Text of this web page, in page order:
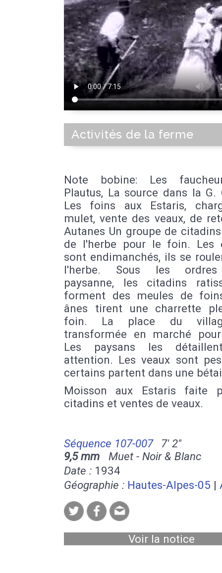
Activités de la ferme
Note bobine: Les
Plautus, La source dans la G.
Les foins aux Estaris,
mulet, vente des veaux, de
Autanes Un groupe de
de l'herbe pour le foin. Les
sont endimanchés, ils se
l'herbe. Sous les
paysanne, les citadins
forment des meules de
ânes tirent une charrette
foin. La place du
transformée en marché
Les paysans les
attention. Les veaux sont
certains partent dans une
Moisson aux Estaris faite
citadins et ventes de veaux.
Séquence 107-007
7' 2''
9,5 mm Muet - Noir & Blanc
Date : 1934
Géographie : Hautes-Alpes-05 |
Voir la notice